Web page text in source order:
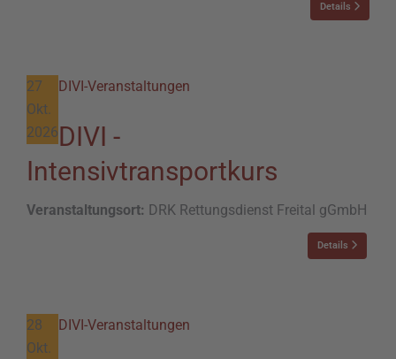
Details
27
Okt.
2026
DIVI-Veranstaltungen
DIVI -
Intensivtransportkurs
Veranstaltungsort: DRK Rettungsdienst Freital gGmbH
Details
28
Okt.
DIVI-Veranstaltungen